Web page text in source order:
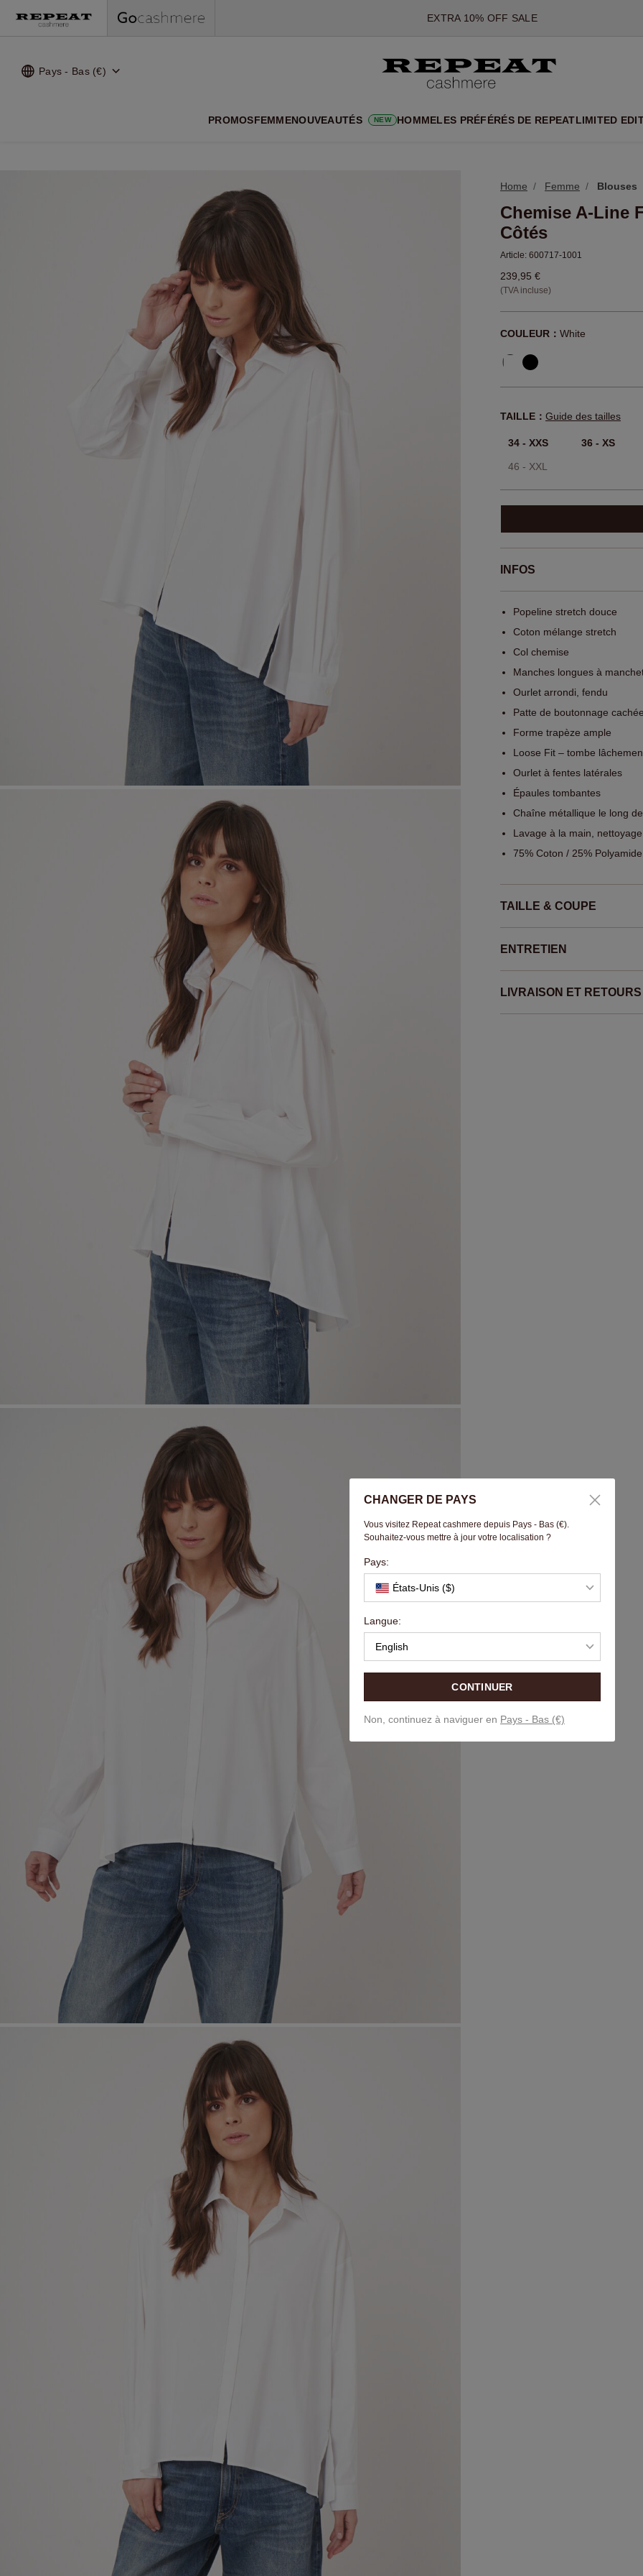
*CETTE OFFRE EST VALABLE JUSQU'AU 12 AOÛT 2026
*NON VALABLE SUR LIMITED EDITION
*EXCEPTIONS PEUVENT S'APPLIQUER
NOUVEAUTÉS EN CACHEMIRE
EXTRA 10% OFF SALE
Pays - Bas (€)
PROMOSFEMMENOUVEAUTÉS NEW HOMMELES PRÉFÉRÉS DE REPEATLIMITED
Home Femme Blouses
Chemise A-Line
Côtés
Article: 600717-1001
239,95 €
(TVA incluse)
COULEUR： White
TAILLE： Guide des tailles
34 - XXS 36 - XS
46 - XXL
INFOS
Popeline stretch douce
Coton mélange stretch
Col chemise
Manches longues à
Ourlet arrondi, fendu
Patte de boutonnage
Forme trapèze ample
Loose Fit – tombe
Ourlet à fentes latérales
Épaules tombantes
Chaîne métallique le long
Lavage à la main,
75% Coton / 25%
TAILLE & COUPE
ENTRETIEN
LIVRAISON ET RETOURS
CHANGER DE PAYS
Vous visitez Repeat cashmere depuis Pays - Bas (€).
Souhaitez-vous mettre à jour votre localisation ?
Pays:
États-Unis ($)
Langue:
English
CONTINUER
Non, continuez à naviguer en Pays - Bas (€)